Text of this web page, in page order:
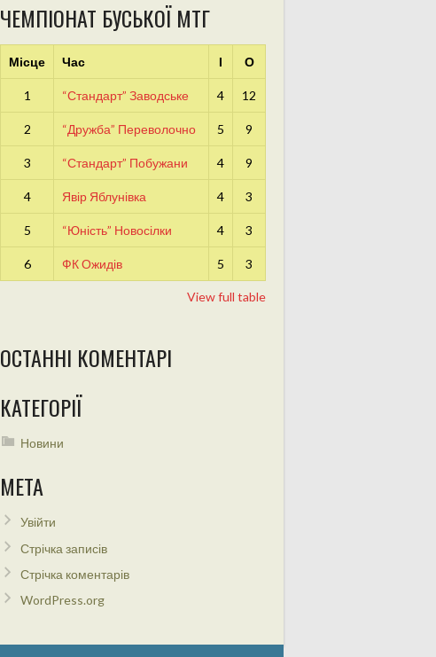
ЧЕМПІОНАТ БУСЬКОЇ МТГ
Місце Час І О
1 “Стандарт” Заводське 4 12
2 “Дружба” Переволочно 5 9
3 “Стандарт” Побужани 4 9
4 Явір Яблунівка 4 3
5 “Юність” Новосілки 4 3
6 ФК Ожидів 5 3
View full table
ОСТАННІ КОМЕНТАРІ
КАТЕГОРІЇ
Новини
МЕТА
Увійти
Стрічка записів
Стрічка коментарів
WordPress.org